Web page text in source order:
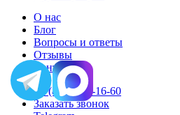
О нас
Блог
Вопросы и ответы
Отзывы
Контакты
+7 (812) 209-16-60
Заказать звонок